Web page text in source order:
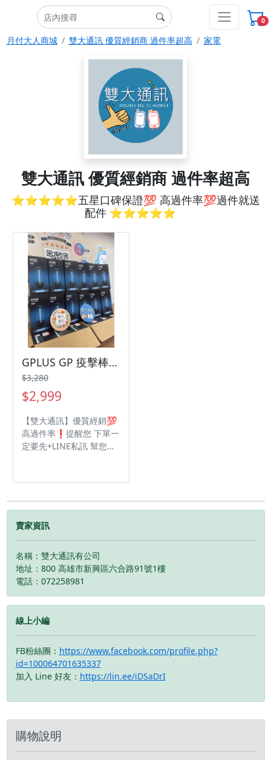
0
月付大人商城 雙大通訊 優質經銷商 過件率超高 家電
雙大通訊 優質經銷商 過件率超高
⭐️⭐️⭐️⭐️⭐️五星口碑保證💯 高過件率💯過件就送
配件 ⭐️⭐️⭐️⭐️⭐️
GPLUS GP 疫擊棒 38W 二代殺菌燈 消毒燈 UVC 紫外線燈 【雙大通訊】優質經銷💯分期高過件率👌申辦成功送配件
$3,280
$2,999
【雙大通訊】優質經銷💯
高過件率❗️提醒您 下單一
定要先+LINE私訊 幫您安
@喔)： @db3c 地址:高
話:07-2258981 眾多3C產
品，若賣場找不到您要型
啟個案賣場，謝謝！
賣家資訊
名稱：雙大通訊有公司
地址：800 高雄市新興區六合路91號1樓
電話：072258981
線上小編
FB粉絲團： https://www.facebook.com/profile.php?
id=100064701635337
加入 Line 好友： https://lin.ee/iDSaDrI
購物說明